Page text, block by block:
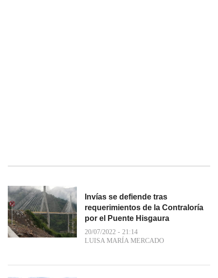
Invías se defiende tras
requerimientos de la Contraloría
por el Puente Hisgaura
20/07/2022 - 21:14
LUISA MARÍA MERCADO